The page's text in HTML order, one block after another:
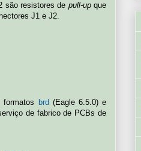
são resistores de pull-upque
J1 e J2.
brd (Eagle 6.5.0) e
de fabrico de PCBs de